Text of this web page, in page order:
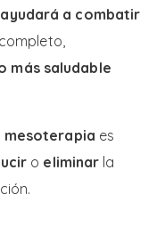
a combatir
más saludable
es
o eliminar la